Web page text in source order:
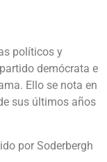
políticos y
demócrata e
Ello se nota en
sus últimos años
por Soderbergh